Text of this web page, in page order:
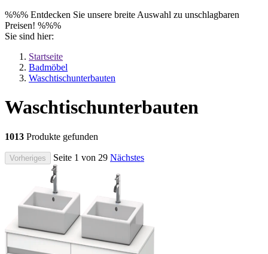
%%% Entdecken Sie unsere breite Auswahl zu unschlagbaren
Preisen! %%%
Sie sind hier:
Startseite
Badmöbel
Waschtischunterbauten
Waschtischunterbauten
1013 Produkte gefunden
Vorheriges Seite 1 von 29 Nächstes